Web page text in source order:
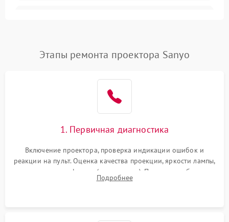
Нестабильная яркость или
контраст
4000 ₽ Подробнее →
Неравномерная подсветка
автоматическая коррекция
трапеции (Keystone)
Проблемы с
масштабированием
Подробнее →
Этапы ремонта проектора Sanyo
1. Первичная диагностика
Включение проектора, проверка индикации ошибок и
реакции на пульт. Оценка качества проекции, яркости лампы,
наличия артефактов (точки, пятна). Проверка работы
системы охлаждения по уровню шума вентиляторов.
Подробнее